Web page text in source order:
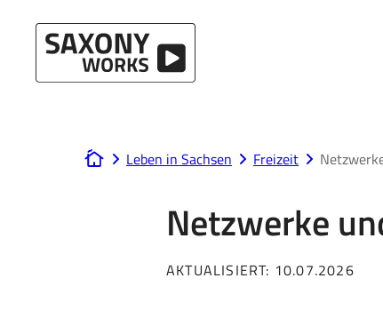
www.saxony-works.com
Leben in Sachsen Freizeit
Netzwerke
AKTUALISIERT: 10.07.2026